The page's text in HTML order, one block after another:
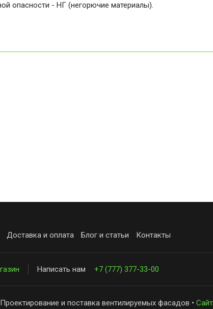
опасности - НГ (негорючие материалы).
Доставка и оплата Блог и статьи Контакты
Написать нам +7 (777) 377-33-00
и поставка вентилируемых фасадов •